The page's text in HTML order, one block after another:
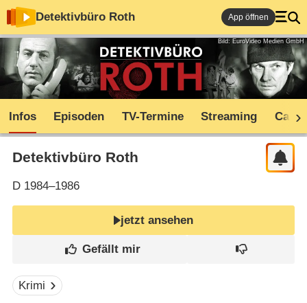
Detektivbüro Roth App öffnen
Bild: EuroVideo Medien GmbH
Infos Episoden TV-Termine Streaming Cast
Detektivbüro Roth
D1984–1986
jetzt ansehen
Krimi